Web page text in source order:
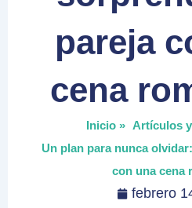
pareja
cena
Inicio » Artículos
Un plan para nunca
con una cena
febrero